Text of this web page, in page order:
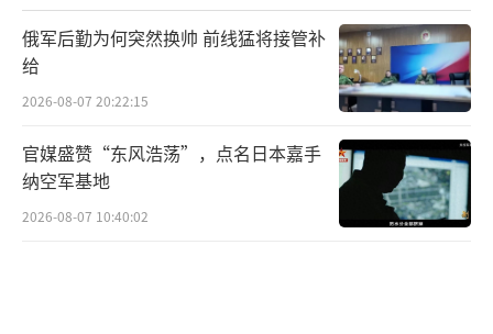
俄军后勤为何突然换帅 前线猛将接管补
给
2026-08-07 20:22:15
官媒盛赞“东风浩荡”，点名日本嘉手
纳空军基地
2026-08-07 10:40:02